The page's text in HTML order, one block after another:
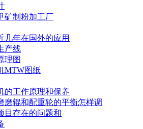
矿制粉加工厂
几年在国外的应用
产线
理图
MTW图纸
的工作原理和保养
磨辊和配重轮的平衡怎样调
目存在的问题和